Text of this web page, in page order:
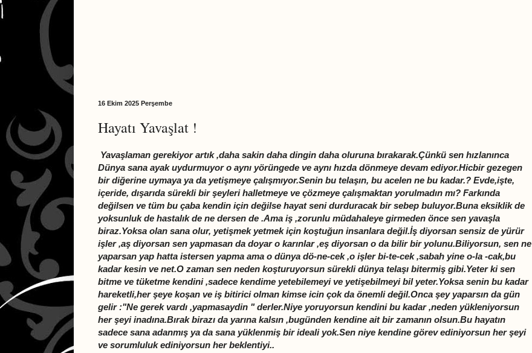
16 Ekim 2025 Perşembe
Hayatı Yavaşlat !
Yavaşlaman gerekiyor artık ,daha sakin daha dingin daha oluruna bırakarak.Çünkü sen hızlanınca
Dünya sana ayak uydurmuyor o aynı yörüngede ve aynı hızda dönmeye devam ediyor.Hicbir gezegen
bir diğerine uymaya ya da yetişmeye çalışmıyor.Senin bu telaşın, bu acelen ne bu kadar.? Evde,işte,
içeride, dışarıda sürekli bir şeyleri halletmeye ve çözmeye çalışmaktan yorulmadın mı? Farkında
değilsen ve tüm bu çaba kendin için değilse hayat seni durduracak bir sebep buluyor.Buna eksiklik de
yoksunluk de hastalık de ne dersen de .Ama iş ,zorunlu müdahaleye girmeden önce sen yavaşla
biraz.Yoksa olan sana olur, yetişmek yetmek için koştuğun insanlara değil.İş diyorsan sensiz de yürür
işler ,aş diyorsan sen yapmasan da doyar o karınlar ,eş diyorsan o da bilir bir yolunu.Biliyorsun, sen ne
yaparsan yap hatta istersen yapma ama o dünya dö-ne-cek ,o işler bi-te-cek ,sabah yine o-la -cak,bu
kadar kesin ve net.O zaman sen neden koşturuyorsun sürekli dünya telaşı bitermiş gibi.Yeter ki sen
bitme ve tüketme kendini ,sadece kendime yetebilemeyi ve yetişebilmeyi bil yeter.Yoksa senin bu kadar
hareketli,her şeye koşan ve iş bitirici olman kimse icin çok da önemli değil.Onca şey yaparsın da gün
gelir :"Ne gerek vardı ,yapmasaydin " derler.Niye yoruyorsun kendini bu kadar ,neden yükleniyorsun
her şeyi inadına.Bırak birazı da yarına kalsın ,bugünden kendine ait bir zamanın olsun.Bu hayatın
sadece sana adanmış ya da sana yüklenmiş bir ideali yok.Sen niye kendine görev ediniyorsun her şeyi
ve sorumluluk ediniyorsun her beklentiyi..